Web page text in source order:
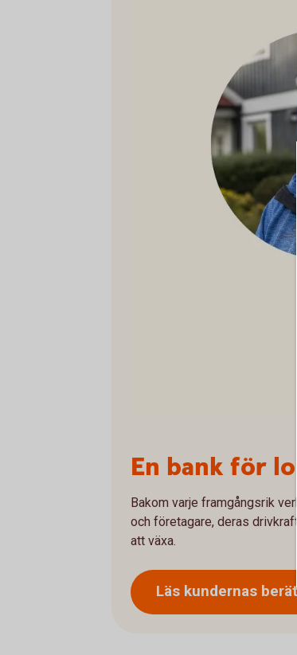
En bank för
Bakom varje framgångsrik
och företagare, deras
att växa.
Läs kundernas